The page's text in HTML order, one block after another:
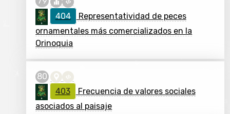
404
Representatividad de peces
ornamentales más comercializados en la
Orinoquia
403
Frecuencia de valores sociales
asociados al paisaje